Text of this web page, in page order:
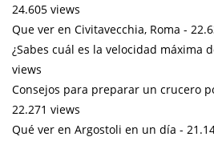
24.605 views
Que ver en Civitavecchia, Roma -
¿Sabes cuál es la velocidad máxima
views
Consejos para preparar un crucero
22.271 views
Qué ver en Argostoli en un día -